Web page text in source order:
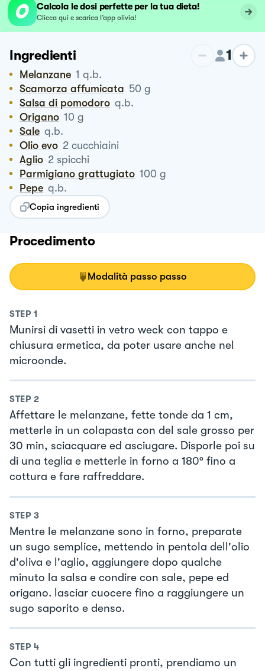
Calcola le dosi perfette per la tua dieta!
Clicca qui e scarica l’app olivia!
Ingredienti 1
Melanzane 1 q.b.
Scamorza affumicata 50 g
Salsa di pomodoro q.b.
Origano 10 g
Sale q.b.
Olio evo 2 cucchiaini
Aglio 2 spicchi
Parmigiano grattugiato 100 g
Pepe q.b.
Copia ingredienti
Procedimento
Modalità passo passo
STEP 1
Munirsi di vasetti in vetro weck con tappo e
chiusura ermetica, da poter usare anche nel
microonde.
STEP 2
Affettare le melanzane, fette tonde da 1 cm,
metterle in un colapasta con del sale grosso per
30 min, sciacquare ed asciugare. Disporle poi su
di una teglia e metterle in forno a 180° fino a
cottura e fare raffreddare.
STEP 3
Mentre le melanzane sono in forno, preparate
un sugo semplice, mettendo in pentola dell'olio
d'oliva e l'aglio, aggiungere dopo qualche
minuto la salsa e condire con sale, pepe ed
origano. lasciar cuocere fino a raggiungere un
sugo saporito e denso.
STEP 4
Con tutti gli ingredienti pronti, prendiamo un